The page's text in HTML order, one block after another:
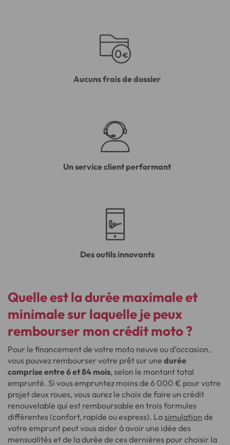
Aucuns frais de dossier
Un service client performant
Des outils innovants
Quelle est la durée maximale et
minimale sur laquelle je peux
rembourser mon crédit moto ?
Pour le financement de votre moto neuve ou d’occasion,
vous pouvez rembourser votre prêt sur une durée
comprise entre 6 et 84 mois, selon le montant total
emprunté. Si vous empruntez moins de 6 000 € pour votre
projet deux roues, vous aurez le choix de faire un crédit
renouvelable qui est remboursable en trois formules
différentes (confort, rapide ou express). Lasimulation de
votre emprunt peut vous aider à avoir une idée des
mensualités et de la durée de ces dernières pour choisir la